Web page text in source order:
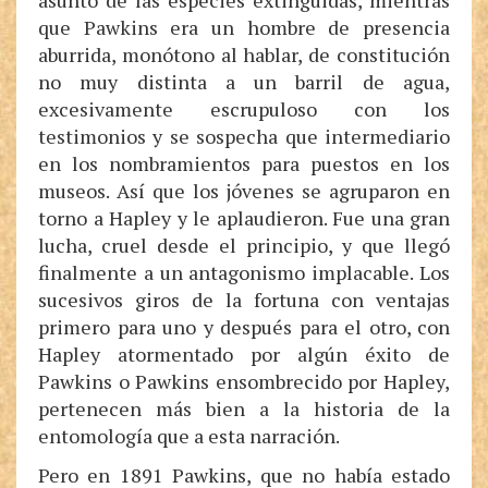
que Pawkins era un hombre de presencia
aburrida, monótono al hablar, de constitución
no muy distinta a un barril de agua,
excesivamente escrupuloso con los
testimonios y se sospecha que intermediario
en los nombramientos para puestos en los
museos. Así que los jóvenes se agruparon en
torno a Hapley y le aplaudieron. Fue una gran
lucha, cruel desde el principio, y que llegó
finalmente a un antagonismo implacable. Los
sucesivos giros de la fortuna con ventajas
primero para uno y después para el otro, con
Hapley atormentado por algún éxito de
Pawkins o Pawkins ensombrecido por Hapley,
pertenecen más bien a la historia de la
entomología que a esta narración.
Pero en 1891 Pawkins, que no había estado